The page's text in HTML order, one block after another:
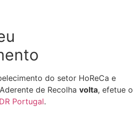
do setor HoReCa e
de Recolha volta, efetue o
Portugal.